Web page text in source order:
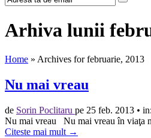
Arhiva lunii
Home » Archives for februarie, 2013
Nu mai vreau
de Sorin Poclitaru pe 25 feb. 2013 • in:
Nu mai vreau Nu mai vreau în viaţa
Citeste mai mult →